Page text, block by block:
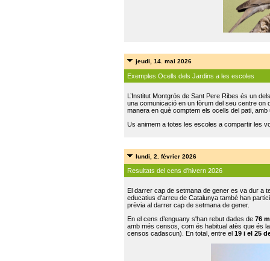
jeudi, 14. mai 2026
Exemples Ocells dels Jardins a les escoles
L’Institut Montgrós de Sant Pere Ribes és un
una comunicació en un fòrum del seu centre on
manera en què comptem els ocells del pati,
Us animem a totes les escoles a compartir les
lundi, 2. février 2026
Resultats del cens d'hivern 2026
El darrer cap de setmana de gener es va dur a
educatius d’arreu de Catalunya també han
prèvia al darrer cap de setmana de gener.
En el cens d’enguany s'han rebut dades de 76
amb més censos, com és habitual atès que és
censos cadascun). En total, entre el 19 i el 25